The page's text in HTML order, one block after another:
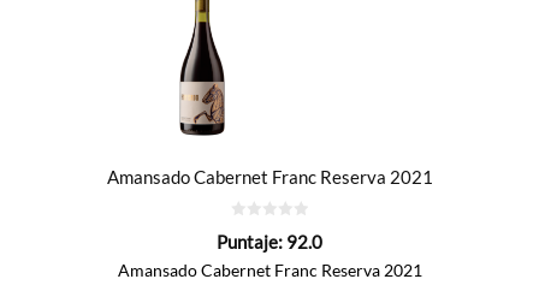
Amansado Cabernet Franc Reserva 2021
de
Puntaje: 92.0
Amansado Cabernet Franc Reserva 2021